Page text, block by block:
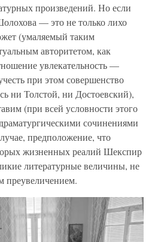
произведений. Но если
— это не только лихо
(умаляемый таким
авторитетом, как
увлекательность —
при этом совершенство
ни Толстой, ни Достоевский),
(при всей условности этого
сочинениями
предположение, что
жизненных реалий Шекспир
литературные величины, не
преувеличением.